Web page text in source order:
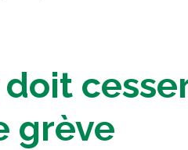
grève